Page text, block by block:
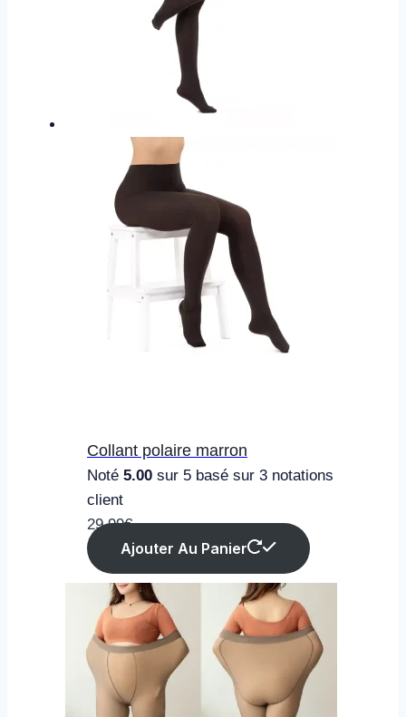
Collant polaire marron
Noté 5.00 sur 5 basé sur 3 notations
client
29.99€
Ajouter Au Panier